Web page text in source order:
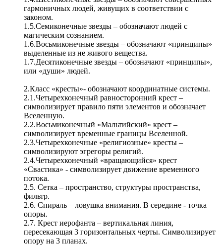
гармоничных людей, живущих в соответствии с
законом.
1.5.Семиконечные звезды – обозначают людей с
магическим сознанием.
1.6.Восьмиконечные звезды – обозначают «принципы»
выделенные из не живого вещества.
1.7.Десятиконечные звезды – обозначают «принципы»,
или «души» людей.
2.Класс «кресты»- обозначают координатные системы.
2.1.Четырехконечный равносторонний крест –
символизирует правило пяти элементов и обозначает
Вселенную.
2.2.Восьмиконечный «Мальтийский» крест –
символизирует временные границы Вселенной.
2.3.Четырехконечные «религиозные» кресты –
символизируют эгрегоры религий.
2.4.Четырехконечный «вращающийся» крест
«Свастика» - символизирует движение временного
потока.
2.5. Сетка – пространство, структуры пространства,
фильтр.
2.6. Спираль – ловушка внимания. В середине - точка
опоры.
2.7. Крест иерофанта – вертикальная линия,
пересекающая 3 горизонтальных черты. Символизирует
опору на 3 планах.